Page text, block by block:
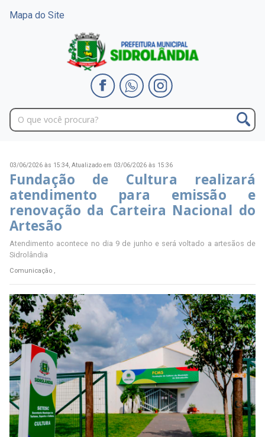
Mapa do Site
03/06/2026 às 15:34, Atualizado em 03/06/2026 às 15:36
Fundação de Cultura realizará
atendimento para emissão e
renovação da Carteira Nacional do
Artesão
Atendimento acontece no dia 9 de junho e será voltado a artesãos de
Sidrolândia
Comunicação ,